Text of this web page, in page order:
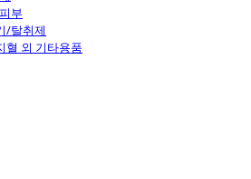
부
/탈취제
혈 외 기타용품